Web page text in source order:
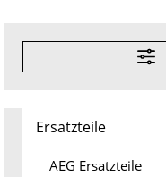
Ersatzteile
AEG Ersatzteile